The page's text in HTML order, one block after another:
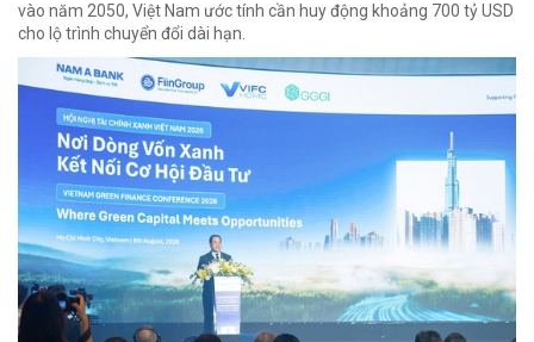
vào năm 2050, Việt Nam ước tính cần huy động khoảng 700 tỷ USD
cho lộ trình chuyển đổi dài hạn.